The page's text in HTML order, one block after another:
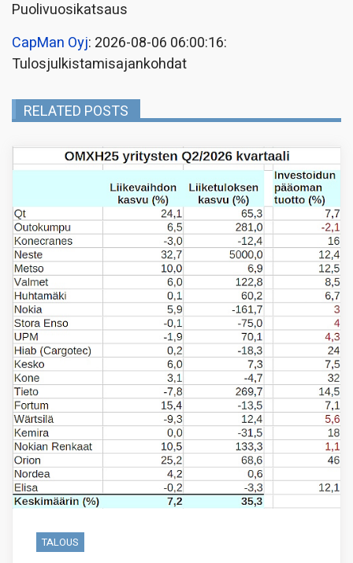
Puolivuosikatsaus
CapMan Oyj: 2026-08-06 06:00:16:
Tulosjulkistamisajankohdat
RELATED POSTS
TALOUS